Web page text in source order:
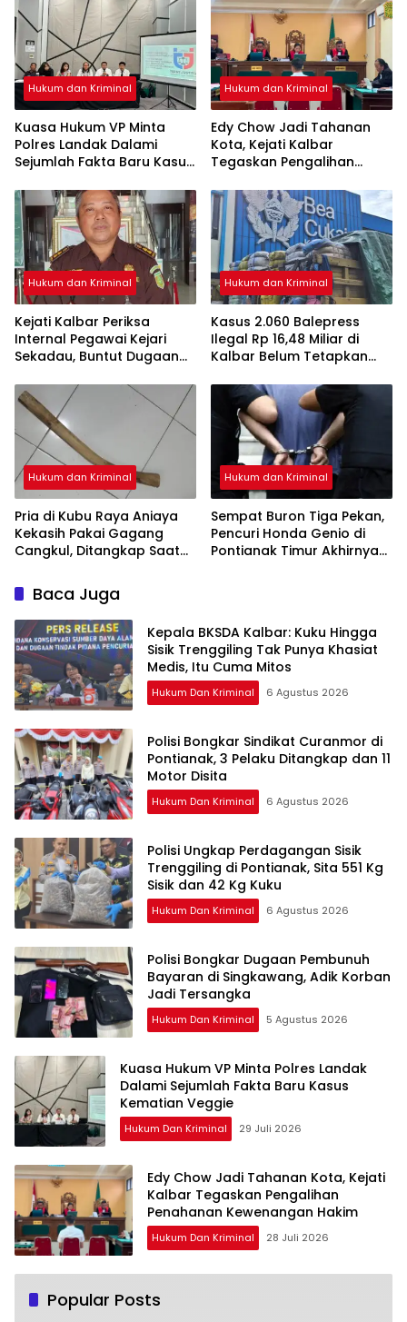
Hukum dan Kriminal
Kuasa Hukum VP Minta
Polres Landak Dalami
Sejumlah Fakta Baru Kasus
Hukum dan Kriminal
Edy Chow Jadi Tahanan
Kota, Kejati Kalbar
Tegaskan Pengalihan
Hakim
Hukum dan Kriminal
Kejati Kalbar Periksa
Internal Pegawai Kejari
Sekadau, Buntut Dugaan
Hukum dan Kriminal
Kasus 2.060 Balepress
Ilegal Rp 16,48 Miliar di
Kalbar Belum Tetapkan
Sudah Diperiksa
Hukum dan Kriminal
Pria di Kubu Raya Aniaya
Kekasih Pakai Gagang
Cangkul, Ditangkap Saat
Hukum dan Kriminal
Sempat Buron Tiga Pekan,
Pencuri Honda Genio di
Pontianak Timur Akhirnya
Baca Juga
Kepala BKSDA Kalbar: Kuku Hingga
Sisik Trenggiling Tak Punya Khasiat
Medis, Itu Cuma Mitos
Hukum Dan Kriminal 6 Agustus 2026
Polisi Bongkar Sindikat Curanmor di
Pontianak, 3 Pelaku Ditangkap dan 11
Motor Disita
Hukum Dan Kriminal 6 Agustus 2026
Polisi Ungkap Perdagangan Sisik
Trenggiling di Pontianak, Sita 551 Kg
Sisik dan 42 Kg Kuku
Hukum Dan Kriminal 6 Agustus 2026
Polisi Bongkar Dugaan Pembunuh
Bayaran di Singkawang, Adik Korban
Jadi Tersangka
Hukum Dan Kriminal 5 Agustus 2026
Kuasa Hukum VP Minta Polres Landak
Dalami Sejumlah Fakta Baru Kasus
Kematian Veggie
Hukum Dan Kriminal 29 Juli 2026
Edy Chow Jadi Tahanan Kota, Kejati
Kalbar Tegaskan Pengalihan
Penahanan Kewenangan Hakim
Hukum Dan Kriminal 28 Juli 2026
Popular Posts